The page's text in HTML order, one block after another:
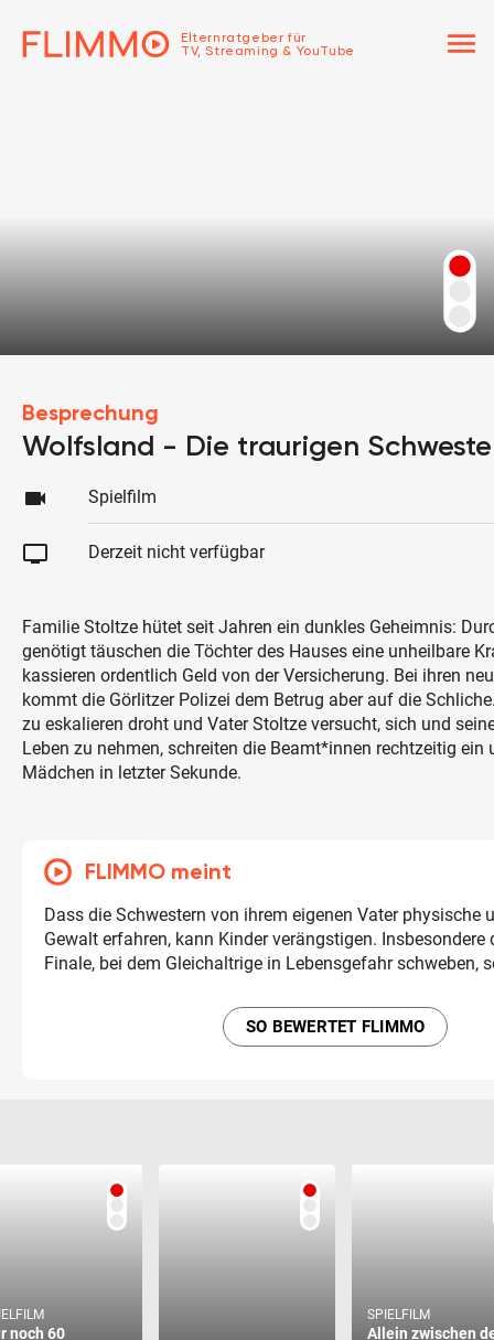
Elternratgeber für
TV, Streaming & YouTube
menu
Besprechung
Wolfsland - Die traurigen
videocam Spielfilm
tv Derzeit nicht verfügbar
Familie Stoltze hütet seit Jahren ein dunkles Geheimnis:
genötigt täuschen die Töchter des Hauses eine unheilbare
kassieren ordentlich Geld von der Versicherung. Bei ihren
kommt die Görlitzer Polizei dem Betrug aber auf die
zu eskalieren droht und Vater Stoltze versucht, sich und
Leben zu nehmen, schreiten die Beamt*innen rechtzeitig ein
Mädchen in letzter Sekunde.
FLIMMO meint
Dass die Schwestern von ihrem eigenen Vater physische
Gewalt erfahren, kann Kinder verängstigen. Insbesondere
Finale, bei dem Gleichaltrige in Lebensgefahr schweben,
SO BEWERTET FLIMMO
noch 60
SPIELFILM
Allein zwischen